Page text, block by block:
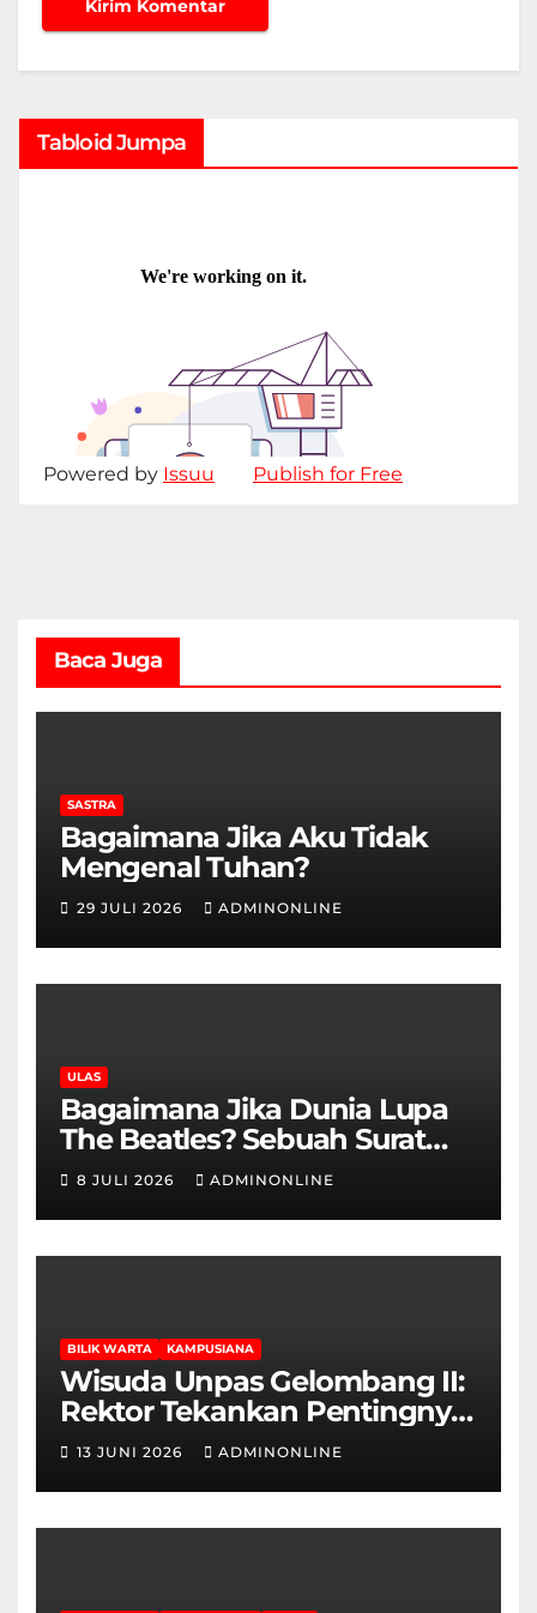
Tabloid Jumpa
Powered by Issuu Publish for Free
Baca Juga
SASTRA
Bagaimana Jika Aku Tidak
Mengenal Tuhan?
29 JULI 2026 ADMINONLINE
ULAS
Bagaimana Jika Dunia Lupa
The Beatles? Sebuah Surat
Cinta dan Kritik
8 JULI 2026 ADMINONLINE
BILIK WARTA KAMPUSIANA
Wisuda Unpas Gelombang II:
Rektor Tekankan Pentingnya
Sertifikasi Keahlian
13 JUNI 2026 ADMINONLINE